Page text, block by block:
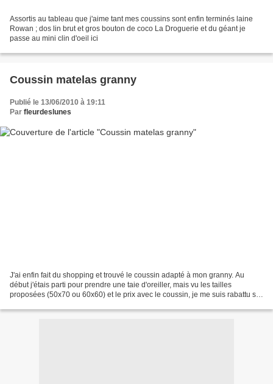
Assortis au tableau que j'aime tant mes coussins sont enfin terminés laine
Rowan ; dos lin brut et gros bouton de coco La Droguerie et du géant je
passe au mini clin d'oeil ici
Coussin matelas granny
Publié le 13/06/2010 à 19:11
Par fleurdeslunes
J'ai enfin fait du shopping et trouvé le coussin adapté à mon granny. Au
début j'étais parti pour prendre une taie d'oreiller, mais vu les tailles
proposées (50x70 ou 60x60) et le prix avec le coussin, je me suis rabattu sur